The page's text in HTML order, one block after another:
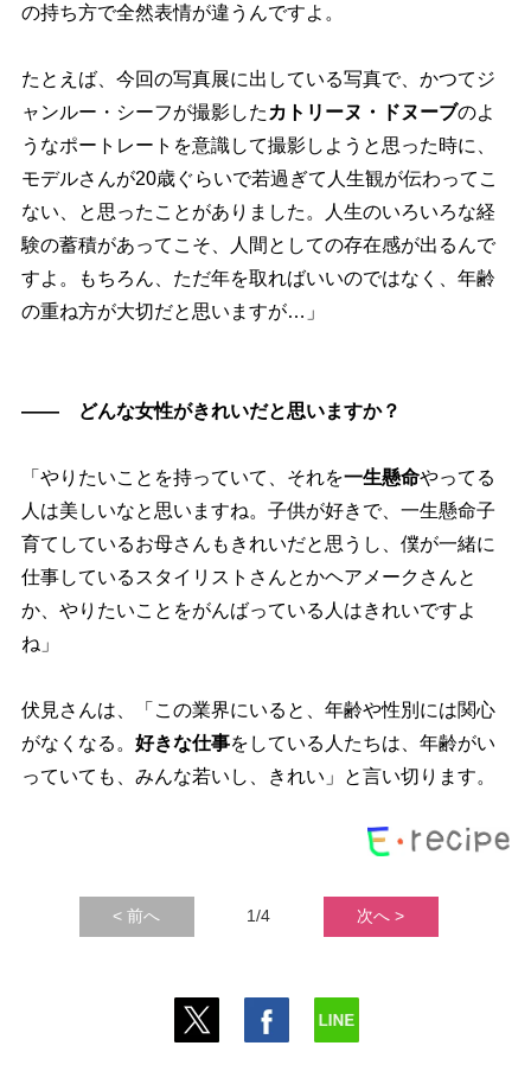
の持ち方で全然表情が違うんですよ。
たとえば、今回の写真展に出している写真で、かつてジ
ャンルー・シーフが撮影した カトリーヌ・ドヌーブのよ
うなポートレートを意識して撮影しようと思った時に、
モデルさんが20歳ぐらいで若過ぎて人生観が伝わってこ
ない、と思ったことがありました。人生のいろいろな経
験の蓄積があってこそ、人間としての存在感が出るんで
すよ。もちろん、ただ年を取ればいいのではなく、年齢
の重ね方が大切だと思いますが…」
―― どんな女性がきれいだと思いますか？
「やりたいことを持っていて、それを一生懸命ってる
人は美しいなと思いますね。子供が好きで、一生懸命子
育てしているお母さんもきれいだと思うし、僕が一緒に
仕事しているスタイリストさんとかヘアメークさんと
か、やりたいことをがんばっている人はきれいですよ
ね」
伏見さんは、「この業界にいると、年齢や性別には関心
がなくなる。 好きな仕事をしている人たちは、年齢がい
っていても、みんな若いし、きれい」と言い切ります。
< 前へ 1/4 次へ >